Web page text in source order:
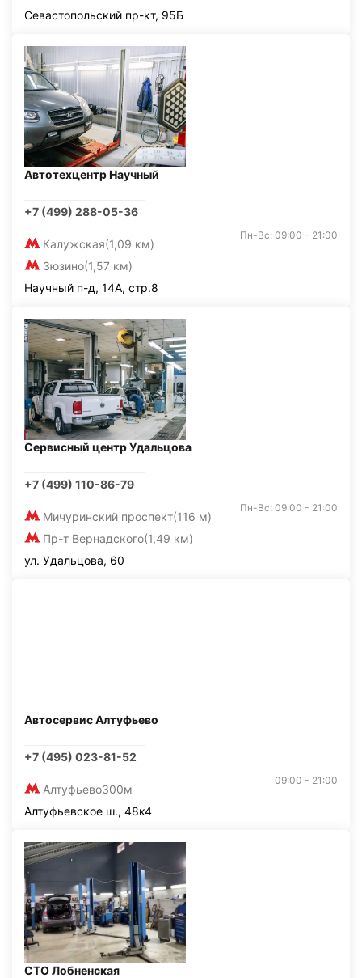
Севастопольский пр-кт, 95Б
Автотехцентр Научный
+7 (499) 288-05-36
Калужская(1,09 км)
Зюзино(1,57 км)
Пн-Вс: 09:00 - 21:00
Научный п-д, 14А, стр.8
Сервисный центр Удальцова
+7 (499) 110-86-79
Мичуринский проспект(116 м)
Пр-т Вернадского(1,49 км)
Пн-Вс: 09:00 - 21:00
ул. Удальцова, 60
Автосервис Алтуфьево
+7 (495) 023-81-52
Алтуфьево300м
09:00 - 21:00
Алтуфьевское ш., 48к4
СТО Лобненская